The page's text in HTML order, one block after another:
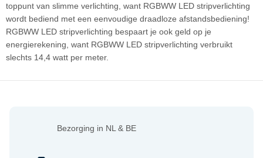
toppunt van slimme verlichting, want RGBWW LED stripverlichting
wordt bediend met een eenvoudige draadloze afstandsbediening!
RGBWW LED stripverlichting bespaart je ook geld op je
energierekening, want RGBWW LED stripverlichting verbruikt
slechts 14,4 watt per meter.
Bezorging in NL & BE